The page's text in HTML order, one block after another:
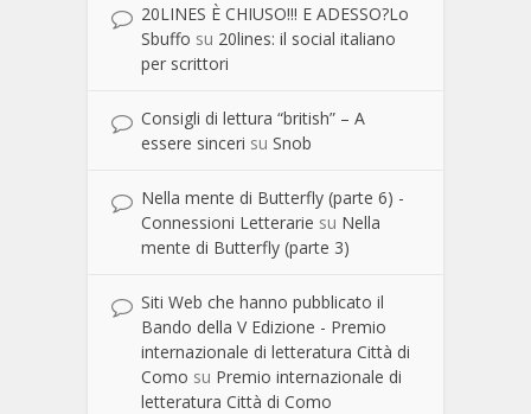
20LINES È CHIUSO!!! E ADESSO?Lo
Sbuffo su 20lines: il social italiano
per scrittori
Consigli di lettura “british” – A
essere sinceri su Snob
Nella mente di Butterfly (parte 6) -
Connessioni Letterarie su Nella
mente di Butterfly (parte 3)
Siti Web che hanno pubblicato il
Bando della V Edizione - Premio
internazionale di letteratura Città di
Como su Premio internazionale di
letteratura Città di Como